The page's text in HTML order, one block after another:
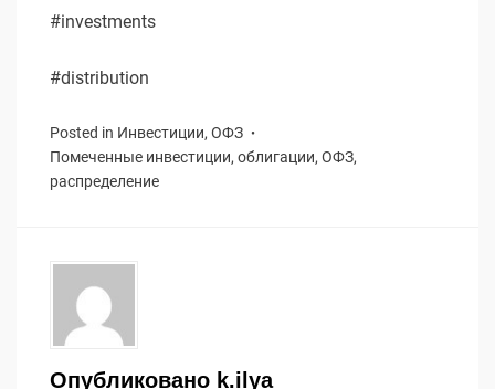
#investments
#distribution
Posted in Инвестиции, ОФЗ
Помеченные инвестиции, облигации, ОФЗ,
распределение
Опубликовано k.ilya